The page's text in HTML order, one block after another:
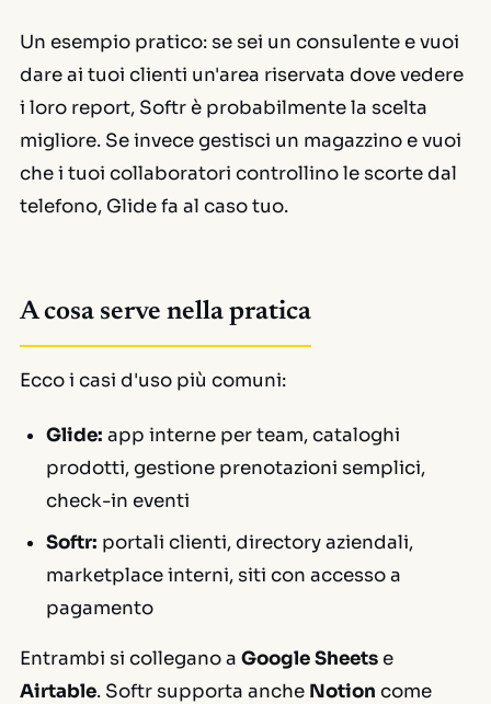
Un esempio pratico: se sei un consulente e vuoi
dare ai tuoi clienti un'area riservata dove vedere
i loro report, Softr è probabilmente la scelta
migliore. Se invece gestisci un magazzino e vuoi
che i tuoi collaboratori controllino le scorte dal
telefono, Glide fa al caso tuo.
A cosa serve nella pratica
Ecco i casi d'uso più comuni:
Glide: app interne per team, cataloghi
prodotti, gestione prenotazioni semplici,
check-in eventi
Softr: portali clienti, directory aziendali,
marketplace interni, siti con accesso a
pagamento
Entrambi si collegano a Google Sheetse
Airtable. Softr supporta anche Notion come